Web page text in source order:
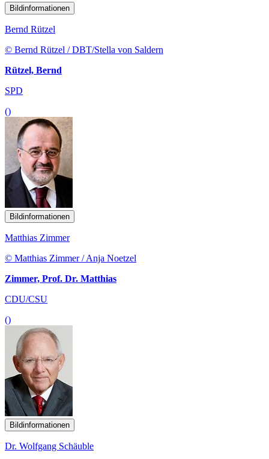
Bildinformationen
Bernd Rützel
© Bernd Rützel / DBT/Stella von Saldern
Rützel, Bernd
SPD
()
Bildinformationen
Matthias Zimmer
© Matthias Zimmer / Anja Noetzel
Zimmer, Prof. Dr. Matthias
CDU/CSU
()
Bildinformationen
Dr. Wolfgang Schäuble